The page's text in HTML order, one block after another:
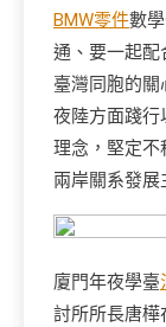
BMW零件數
通、要一起配
臺灣同胞的
夜陸方面踐行
理念，堅定不
兩岸關系發展
廈門年夜學臺
討所所長唐樺